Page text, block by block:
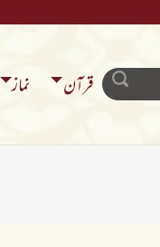
قرآن نماز